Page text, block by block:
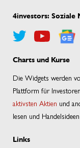
4investors: Soziale
Charts und Kurse
Die Widgets werden
Plattform für
aktivsten Aktien und
lesen und
Links